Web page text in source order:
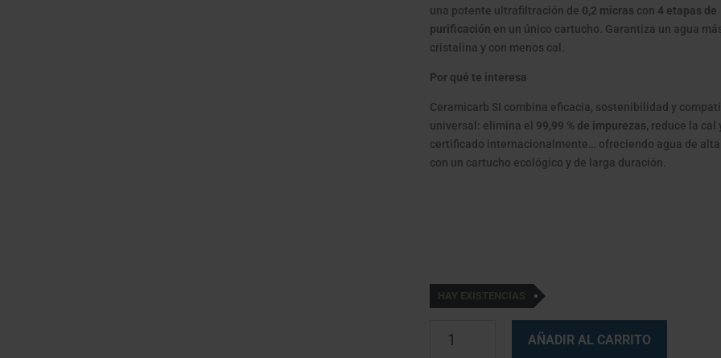
una potente ultrafiltración de 0,2 micras con 4 etapas de
purificación en un único cartucho. Garantiza un agua
cristalina y con menos cal.
Por qué te interesa
Ceramicarb SI combina eficacia, sostenibilidad y
universal: elimina el 99,99 % de impurezas, reduce la cal
certificado internacionalmente… ofreciendo agua de alta
con un cartucho ecológico y de larga duración.
HAY EXISTENCIAS
AÑADIR AL CARRITO